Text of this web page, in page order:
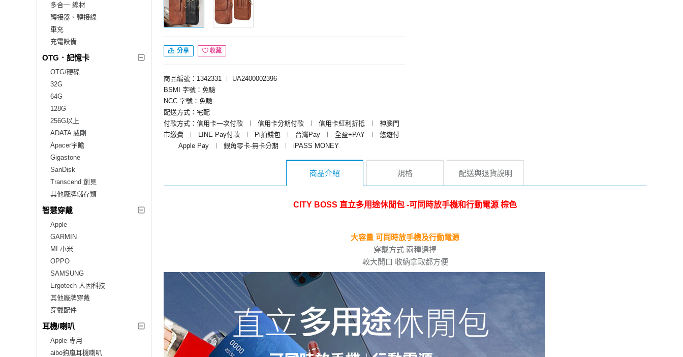
多合一 線材
轉接器、轉接線
車充
充電設備
OTG．記憶卡
OTG/硬碟
32G
64G
128G
256G以上
ADATA 威剛
Apacer宇瞻
Gigastone
SanDisk
Transcend 創見
其他廠牌儲存類
智慧穿戴
Apple
GARMIN
MI 小米
OPPO
SAMSUNG
Ergotech 人因科技
其他廠牌穿戴
穿戴配件
耳機/喇叭
Apple 專用
aibo鈞嵐耳機喇叭
分享 收藏
商品編號：1342331 ︱
UA2400002396
BSMI 字號：免驗
NCC 字號：免驗
配送方式：宅配
付款方式：信用卡一次付款
︱ 信用卡分期付款 ︱ 信用卡紅利折抵 ︱
神腦門
市繳費
︱ LINE Pay付款 ︱ Pi拍錢包 ︱ 台灣Pay ︱ 全盈+PAY ︱
悠遊付
︱
Apple Pay ︱ 銀角零卡-無卡分期 ︱ iPASS MONEY
商品介紹 規格 配送與退貨說明
CITY BOSS 直立多用途休閒包 -可同時放手機和行動電源 棕色
大容量 可同時放手機及行動電源
穿戴方式 兩種選擇
較大開口 收納拿取都方便